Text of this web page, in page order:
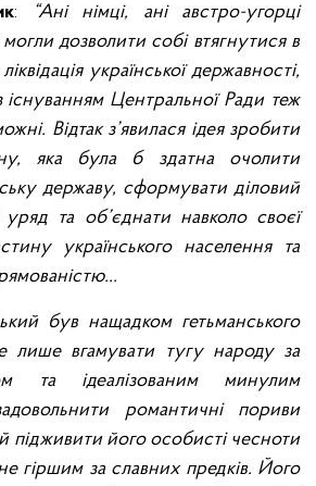
:
“Ані німці, ані австро-угорці
дозволити собі втягнутися в
української державності,
Центральної Ради теж
Відтак з’явилася ідея зробити
яка була б здатна очолити
державу, сформувати діловий
уряд та об’єднати навколо своєї
українського населення та
був нащадком гетьманського
вгамувати тугу народу за
та ідеалізованим минулим
романтичні пориви
підживити його особисті чесноти
гіршим за славних предків. Його